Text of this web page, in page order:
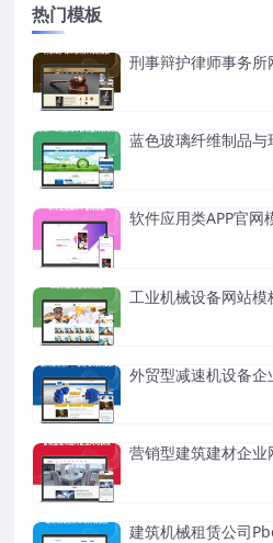
热门模板
刑事辩护律师事务所
蓝色玻璃纤维制品与
软件应用类APP官网
工业机械设备网站模
外贸型减速机设备企
营销型建筑建材企业
建筑机械租赁公司